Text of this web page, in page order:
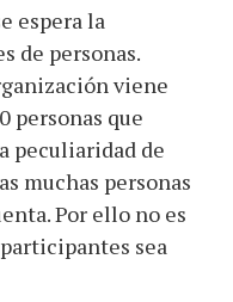
espera la
de personas.
viene
personas que
peculiaridad de
muchas personas
Por ello no es
sea